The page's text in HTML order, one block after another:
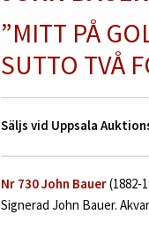
”MITT PÅ
SUTTO TVÅ
Säljs vid Uppsala
Nr 730 John Bauer
Signerad John Bauer.